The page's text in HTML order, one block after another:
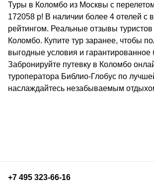
Туры в Коломбо из Москвы с
172058 р! В наличии более 4 отелей с
рейтингом. Реальные отзывы
Коломбо. Купите тур заранее, чтобы
выгодные условия и гарантированное
Забронируйте путевку в Коломбо
туроператора Библио-Глобус по
наслаждайтесь незабываемым
+7 495 323-66-16